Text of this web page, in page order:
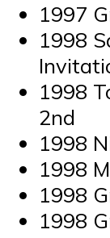
1997
1998
1998
2nd
1998
1998
1998
1998